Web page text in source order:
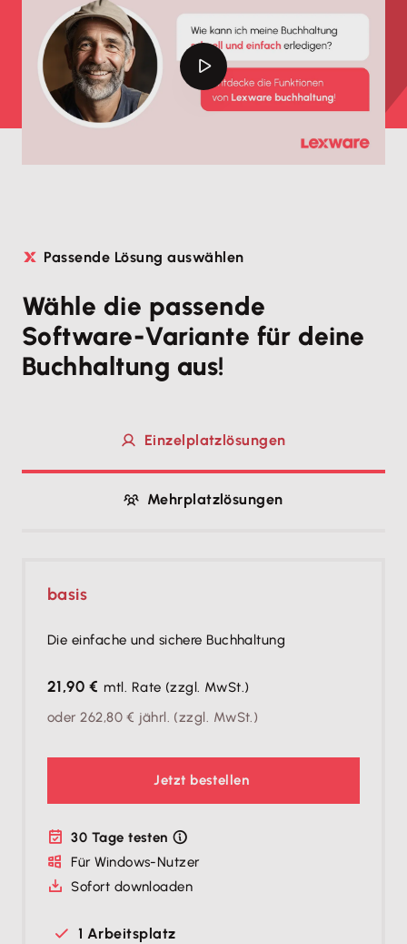
Passende Lösung auswählen
Wähle die passende
Software-Variante für deine
Buchhaltung aus!
Einzelplatzlösungen
Mehrplatzlösungen
basis
Die einfache und sichere Buchhaltung
21,90 € mtl. Rate (zzgl. MwSt.)
oder262,80 € jährl. (zzgl. MwSt.)
Jetzt bestellen
30 Tage testen
Für Windows-Nutzer
Sofort downloaden
1 Arbeitsplatz